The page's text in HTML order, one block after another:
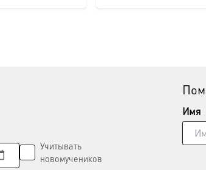
Учитывать
новомучеников
Имя